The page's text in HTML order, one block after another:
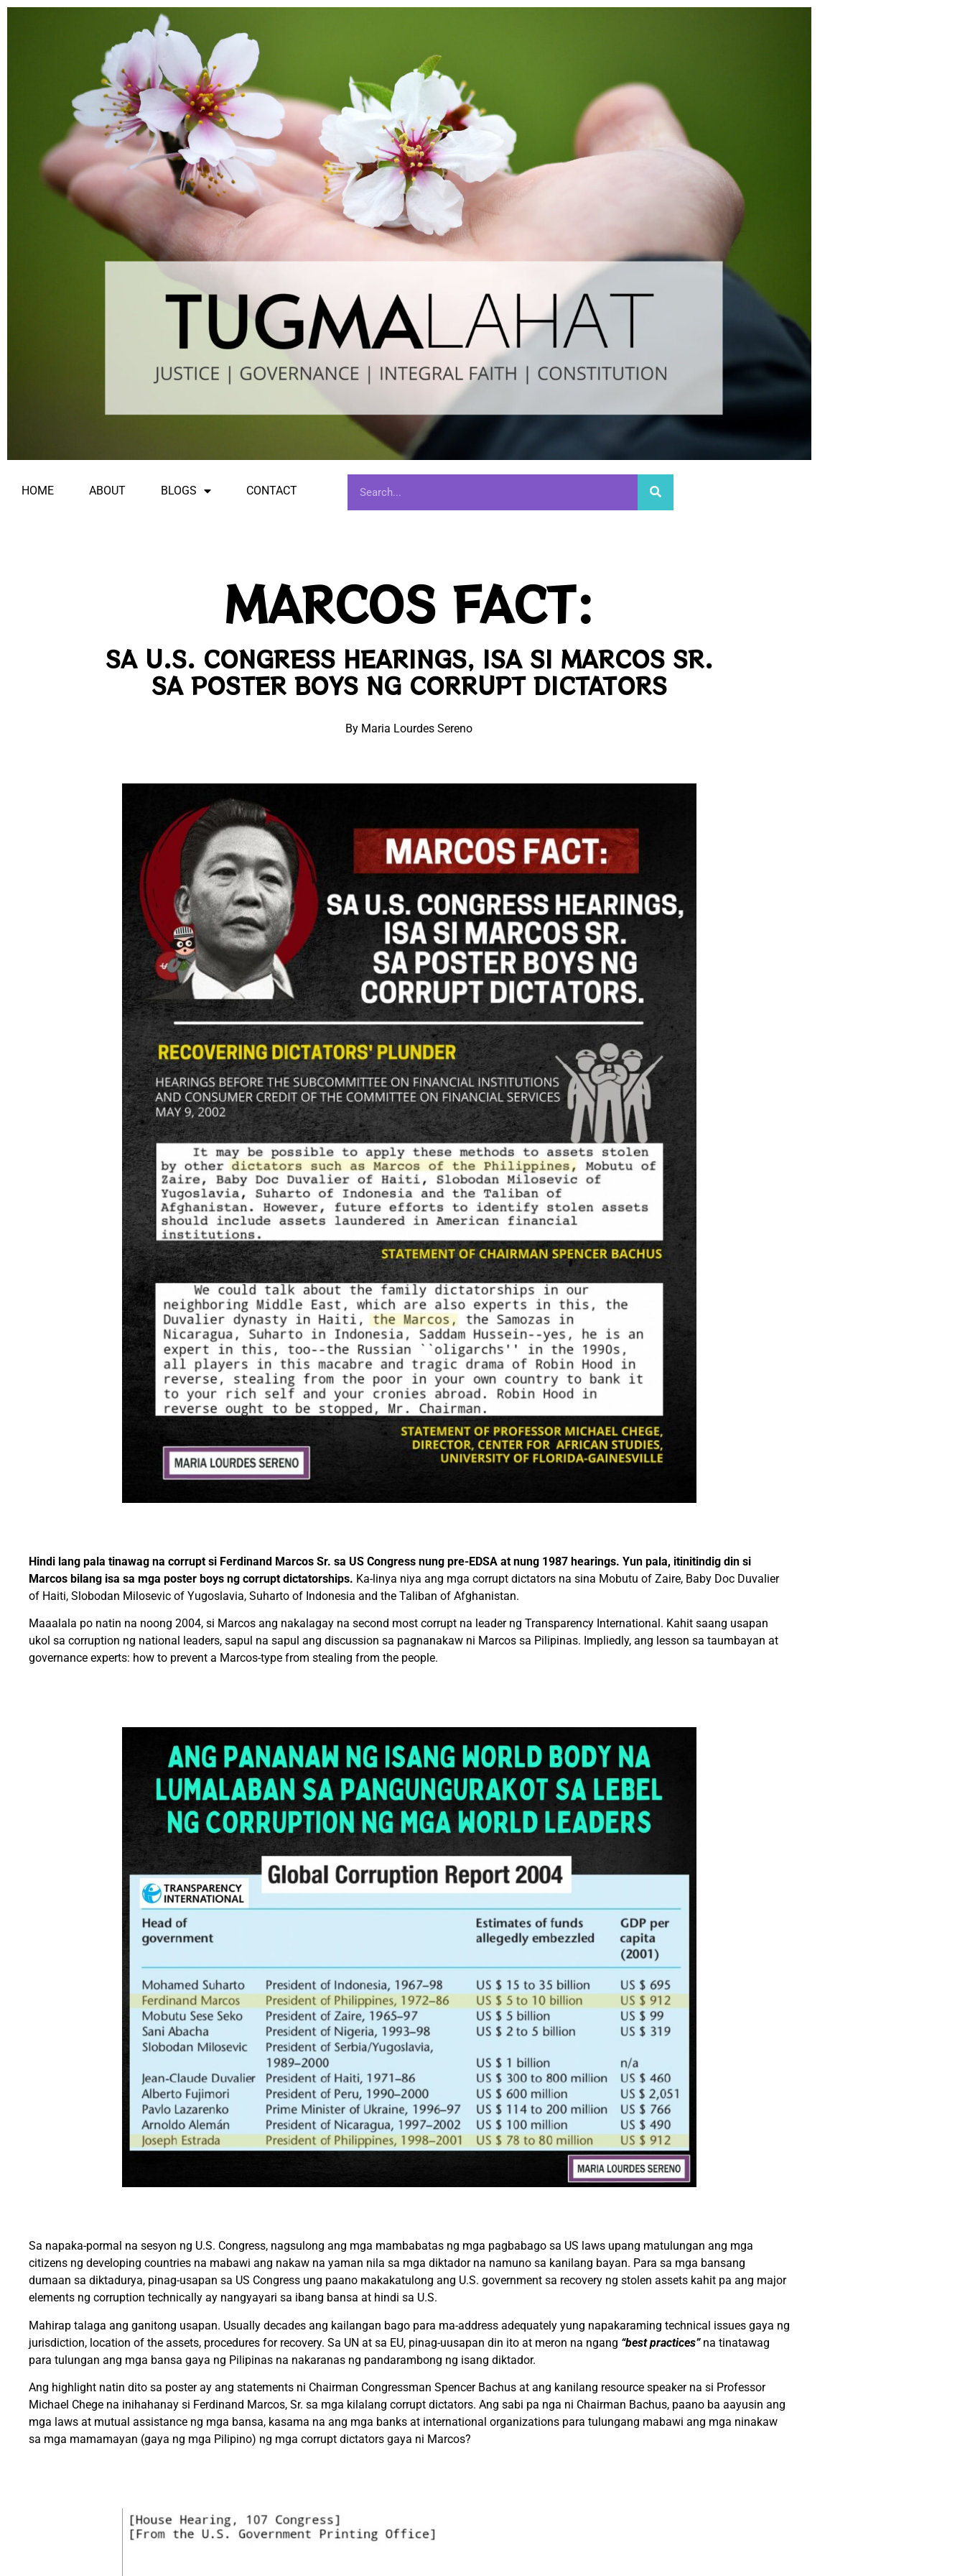
HOME ABOUT BLOGS CONTACT
MARCOS FACT:
SA U.S. CONGRESS HEARINGS, ISA SI MARCOS SR.
SA POSTER BOYS NG CORRUPT DICTATORS
By Maria Lourdes Sereno
Hindi lang pala tinawag na corrupt si Ferdinand Marcos Sr. sa US Congress nung pre-EDSA at nung 1987 hearings. Yun pala, itinitindig din si
Marcos bilang isa sa mga poster boys ng corrupt dictatorships. Ka-linya niya ang mga corrupt dictators na sina Mobutu of Zaire, Baby Doc Duvalier
of Haiti, Slobodan Milosevic of Yugoslavia, Suharto of Indonesia and the Taliban of Afghanistan.
Maaalala po natin na noong 2004, si Marcos ang nakalagay na second most corrupt na leader ng Transparency International. Kahit saang usapan
ukol sa corruption ng national leaders, sapul na sapul ang discussion sa pagnanakaw ni Marcos sa Pilipinas. Impliedly, ang lesson sa taumbayan at
governance experts: how to prevent a Marcos-type from stealing from the people.
Sa napaka-pormal na sesyon ng U.S. Congress, nagsulong ang mga mambabatas ng mga pagbabago sa US laws upang matulungan ang mga
citizens ng developing countries na mabawi ang nakaw na yaman nila sa mga diktador na namuno sa kanilang bayan. Para sa mga bansang
dumaan sa diktadurya, pinag-usapan sa US Congress ung paano makakatulong ang U.S. government sa recovery ng stolen assets kahit pa ang major
elements ng corruption technically ay nangyayari sa ibang bansa at hindi sa U.S.
Mahirap talaga ang ganitong usapan. Usually decades ang kailangan bago para ma-address adequately yung napakaraming technical issues gaya ng
jurisdiction, location of the assets, procedures for recovery. Sa UN at sa EU, pinag-uusapan din ito at meron na ngang “best practices” na tinatawag
para tulungan ang mga bansa gaya ng Pilipinas na nakaranas ng pandarambong ng isang diktador.
Ang highlight natin dito sa poster ay ang statements ni Chairman Congressman Spencer Bachus at ang kanilang resource speaker na si Professor
Michael Chege na inihahanay si Ferdinand Marcos, Sr. sa mga kilalang corrupt dictators. Ang sabi pa nga ni Chairman Bachus, paano ba aayusin ang
mga laws at mutual assistance ng mga bansa, kasama na ang mga banks at international organizations para tulungang mabawi ang mga ninakaw
sa mga mamamayan (gaya ng mga Pilipino) ng mga corrupt dictators gaya ni Marcos?